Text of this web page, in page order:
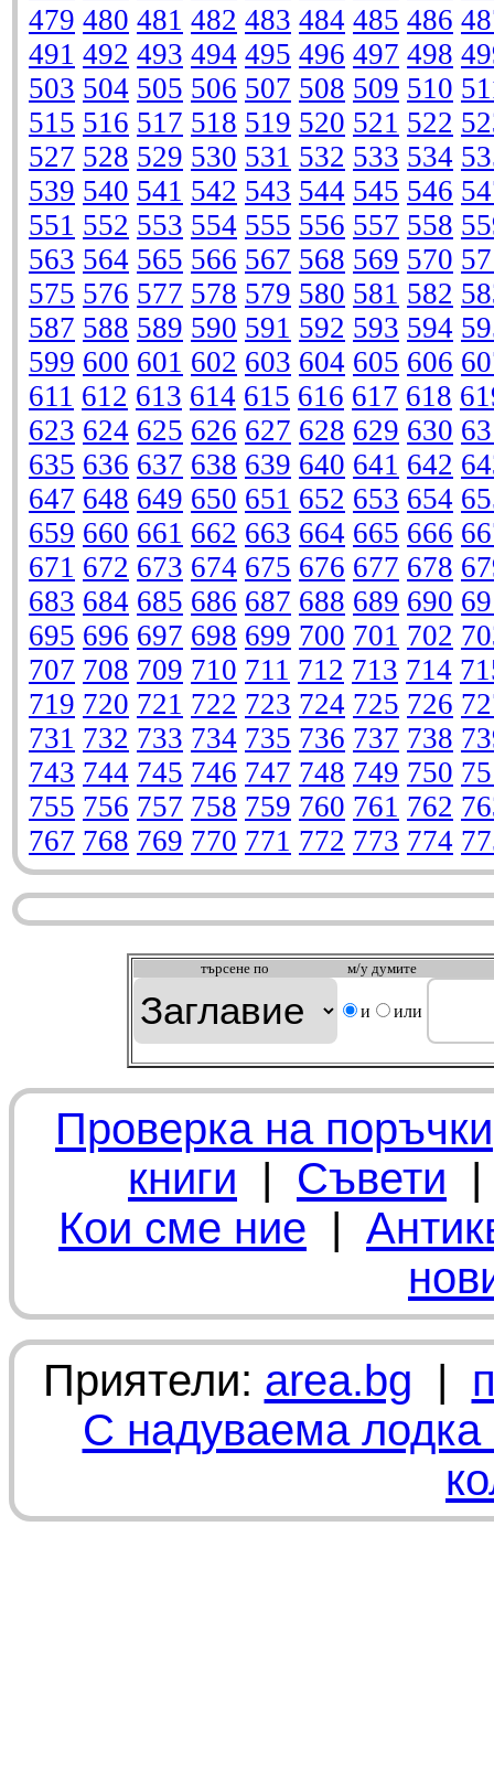
479 480 481 482 483 484 485 486
491 492 493 494 495 496 497 498
503 504 505 506 507 508 509 510
515 516 517 518 519 520 521 522
527 528 529 530 531 532 533 534
539 540 541 542 543 544 545 546
551 552 553 554 555 556 557 558
563 564 565 566 567 568 569 570
575 576 577 578 579 580 581 582
587 588 589 590 591 592 593 594
599 600 601 602 603 604 605 606
611 612 613 614 615 616 617 618
623 624 625 626 627 628 629 630
635 636 637 638 639 640 641 642
647 648 649 650 651 652 653 654
659 660 661 662 663 664 665 666
671 672 673 674 675 676 677 678
683 684 685 686 687 688 689 690
695 696 697 698 699 700 701 702
707 708 709 710 711 712 713 714
719 720 721 722 723 724 725 726
731 732 733 734 735 736 737 738
743 744 745 746 747 748 749 750
755 756 757 758 759 760 761 762
767 768 769 770 771 772 773 774
търсeне по м/у думите
и или
Проверка на поръчки
книги | Съвети
Кои сме ние |
Приятели: area.bg |
С надуваема лодка